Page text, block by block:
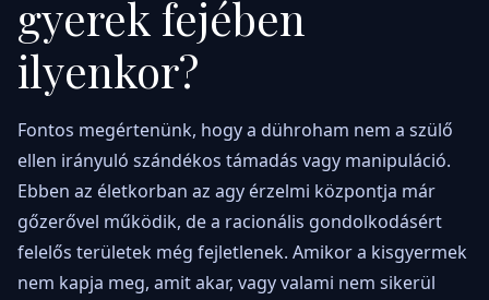
gyerek fejében
ilyenkor?
Fontos megértenünk, hogy a dühroham nem a szülő
ellen irányuló szándékos támadás vagy manipuláció.
Ebben az életkorban az agy érzelmi központja már
gőzerővel működik, de a racionális gondolkodásért
felelős területek még fejletlenek. Amikor a kisgyermek
nem kapja meg, amit akar, vagy valami nem sikerül